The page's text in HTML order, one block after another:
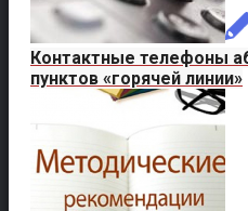
Контактные телефоны
пунктов «горячей линии»